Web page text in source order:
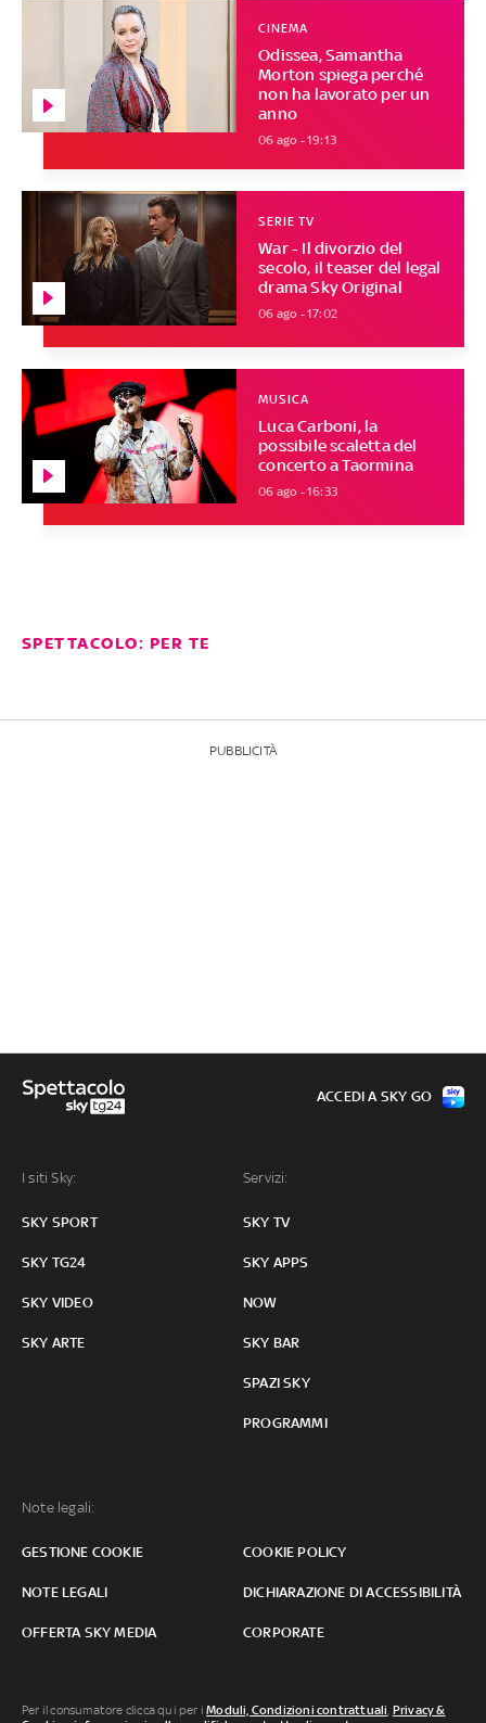
Odissea, Samantha
Morton spiega perché
non ha lavorato per un
anno
CINEMA
06 ago - 19:13
War - Il divorzio del
secolo, il teaser del legal
drama Sky Original
SERIE TV
06 ago - 17:02
Luca Carboni, la
possibile scaletta del
concerto a Taormina
MUSICA
06 ago - 16:33
SPETTACOLO: PER TE
PUBBLICITÀ
I siti Sky:
SKY SPORT
SKY TG24
SKY VIDEO
SKY ARTE
Servizi:
SKY TV
SKY APPS
NOW
SKY BAR
SPAZI SKY
PROGRAMMI
Note legali:
GESTIONE COOKIE COOKIE POLICY
NOTE LEGALI DICHIARAZIONE DI ACCESSIBILITÀ
OFFERTA SKY MEDIA CORPORATE
ACCEDI A SKY GO
Per il consumatore clicca qui per iModuli, Condizioni contrattuali Privacy &